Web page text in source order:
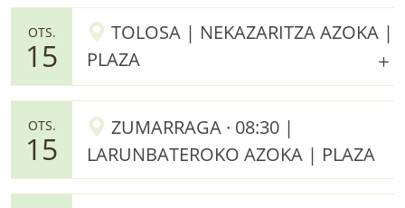
OTS.
15
TOLOSA | NEKAZARITZA AZOKA |
PLAZA
OTS.
15
ZUMARRAGA · 08:30 |
LARUNBATEROKO AZOKA | PLAZA